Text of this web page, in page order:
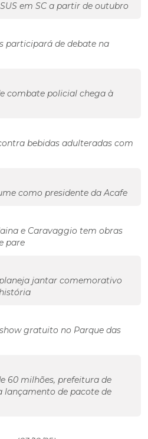
em SC a partir de outubro
participará de debate na
combate policial chega à
bebidas adulteradas com
como presidente da Acafe
e Caravaggio tem obras
pare
jantar comemorativo
gratuito no Parque das
60 milhões, prefeitura de
lançamento de pacote de